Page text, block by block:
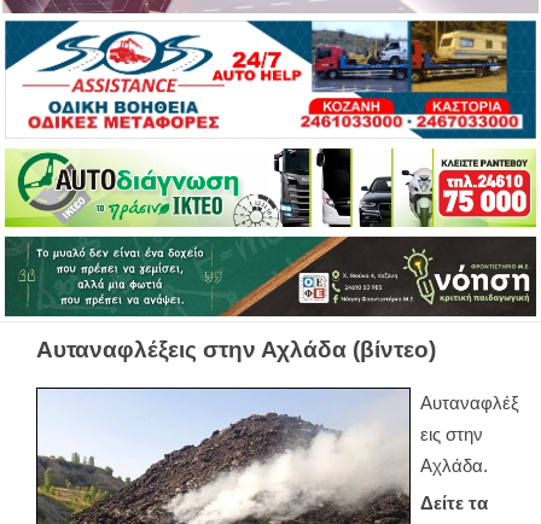
Αυταναφλέξεις στην Αχλάδα (βίντεο)
Αυταναφλέξ
εις στην
Αχλάδα.
Δείτε τα